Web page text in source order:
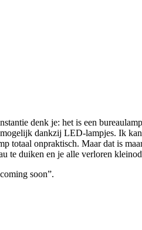
denk je: het is een
dankzij LED-lampjes. Ik
onpraktisch. Maar dat is
te duiken en je alle verloren
soon”.